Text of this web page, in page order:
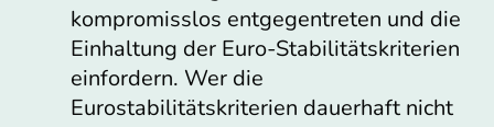
kompromisslos entgegentreten und die
Einhaltung der Euro-Stabilitätskriterien
einfordern. Wer die
Eurostabilitätskriterien dauerhaft nicht